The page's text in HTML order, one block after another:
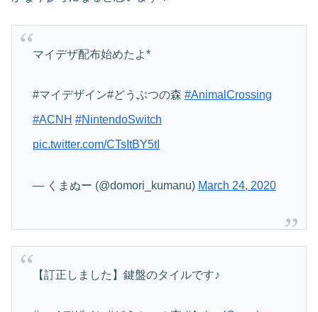
マイデザ配布始めたよ*
#マイデザイン#どうぶつの森 #AnimalCrossing
#ACNH #NintendoSwitch
pic.twitter.com/CTsItBY5tI
— くまぬー (@domori_kumanu) March 24, 2020
【訂正しました】鍵盤のタイルです♪